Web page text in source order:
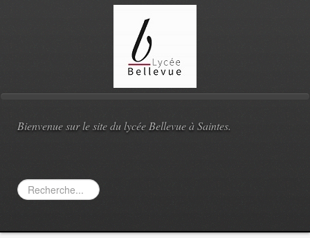
Bienvenue sur le site du lycée Bellevue à Saintes.
Rechercher